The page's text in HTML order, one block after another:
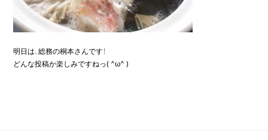
明日は、総務の桐本さんです！
どんな投稿か楽しみですねっ( ^ω^ )